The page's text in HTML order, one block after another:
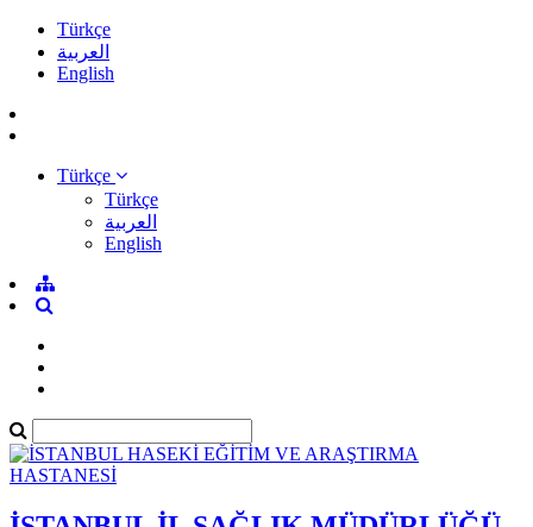
Türkçe
العربية
English
Türkçe
Türkçe
العربية
English